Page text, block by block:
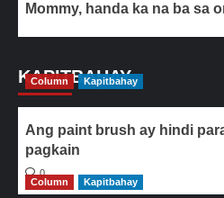
Mommy, handa ka na ba sa
KAPITBAHAY
Column Kapitbahay
Ang paint brush ay hindi
pagkain
0
Column
Kapitbahay